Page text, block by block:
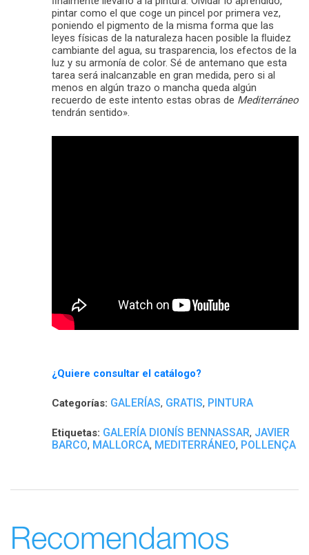
pintar como el que coge un pincel por primera vez,
poniendo el pigmento de la misma forma que las
leyes físicas de la naturaleza hacen posible la ﬂuidez
cambiante del agua, su trasparencia, los efectos de la
luz y su armonía de color. Sé de antemano que esta
tarea será inalcanzable en gran medida, pero si al
menos en algún trazo o mancha queda algún
recuerdo de este intento estas obras de Mediterráneo
tendrán sentido».
¿Quiere consultar el catálogo?
Categorías: GALERÍAS, GRATIS, PINTURA
Etiquetas: GALERÍA DIONÍS BENNASSAR, JAVIER
BARCO, MALLORCA, MEDITERRÁNEO, POLLENÇA
Recomendamos